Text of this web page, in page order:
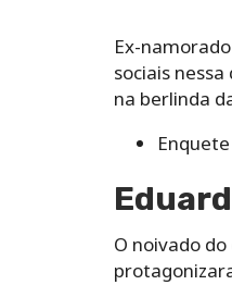
Ex-
sociais
na berlinda
O noivado